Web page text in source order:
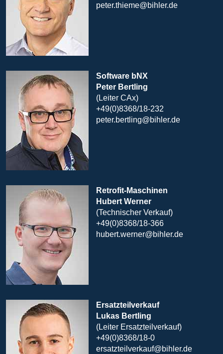
peter.thieme@bihler.de
Software bNX
Peter Bertling
(Leiter CAx)
+49(0)8368/18-232
peter.bertling@bihler.de
Retrofit-Maschinen
Hubert Werner
(Technischer Verkauf)
+49(0)8368/18-366
hubert.werner@bihler.de
Ersatzteilverkauf
Lukas Bertling
(Leiter Ersatzteilverkauf)
+49(0)8368/18-0
ersatzteilverkauf@bihler.de